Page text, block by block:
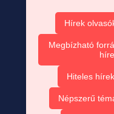
Hírek
Megbízható
Hiteles
Népszerű